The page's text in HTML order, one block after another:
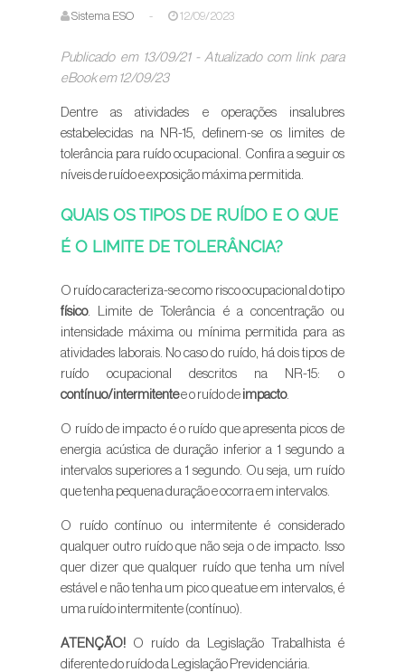
Sistema ESO - 12/09/2023
Publicado em 13/09/21 - Atualizado com link para
eBook em 12/09/23
Dentre as atividades e operações insalubres
estabelecidas na NR-15, definem-se os limites de
tolerância para ruído ocupacional. Confira a seguir os
níveis de ruído e exposição máxima permitida.
QUAIS OS TIPOS DE RUÍDO E O QUE
É O LIMITE DE TOLERÂNCIA?
O ruído caracteriza-se como risco ocupacional do tipo
físico. Limite de Tolerância é a concentração ou
intensidade máxima ou mínima permitida para as
atividades laborais. No caso do ruído, há dois tipos de
ruído ocupacional descritos na NR-15: o
contínuo/intermitentee o ruído de impacto.
O ruído de impacto é o ruído que apresenta picos de
energia acústica de duração inferior a 1 segundo a
intervalos superiores a 1 segundo. Ou seja, um ruído
que tenha pequena duração e ocorra em intervalos.
O ruído contínuo ou intermitente é considerado
qualquer outro ruído que não seja o de impacto. Isso
quer dizer que qualquer ruído que tenha um nível
estável e não tenha um pico que atue em intervalos, é
uma ruído intermitente (contínuo).
ATENÇÃO! O ruído da Legislação Trabalhista é
diferente do ruído da Legislação Previdenciária.